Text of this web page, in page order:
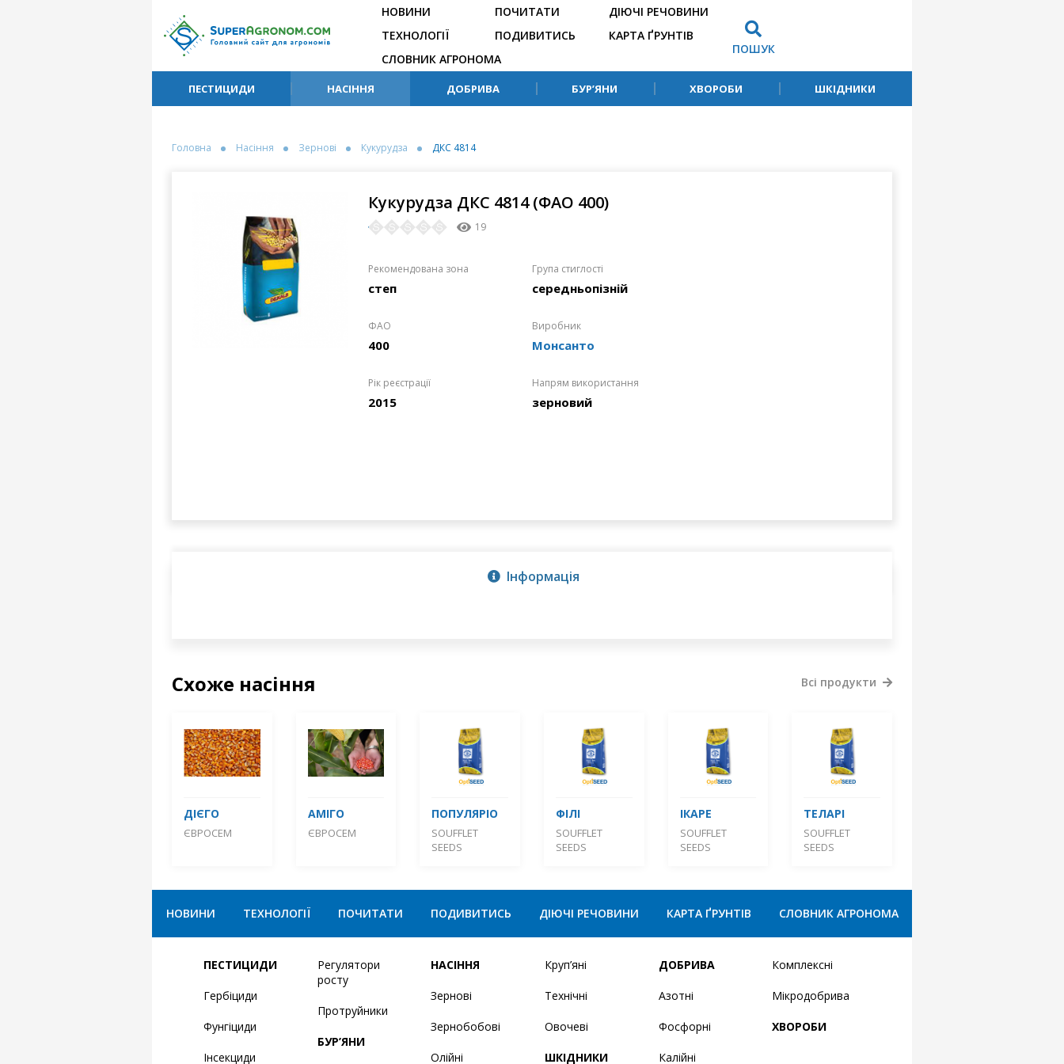
НОВИНИ
ТЕХНОЛОГІЇ
ПОЧИТАТИ
ПОДИВИТИСЬ
ДІЮЧІ РЕЧОВИНИ
КАРТА ҐРУНТІВ
СЛОВНИК АГРОНОМА
ПОШУК
ПЕСТИЦИДИ НАСІННЯ ДОБРИВА БУР’ЯНИ ХВОРОБИ ШКІДНИКИ
Головна Насіння Зернові Кукурудза ДКС 4814
Кукурудза ДКС 4814 (ФАО 400)
19
Рекомендована зона
степ
Група стиглості
середньопізній
ФАО
400
Виробник
Монсанто
Рік реєстрації
2015
Напрям використання
зерновий
Інформація
Схоже насіння
ДІЄГО
ЄВРОСЕМ
АМІГО
ЄВРОСЕМ
ПОПУЛЯРІО
SOUFFLET
SEEDS
ФІЛІ
SOUFFLET
SEEDS
ІКАРЕ
SOUFFLET
SEEDS
ТЕЛАРІ
SOUFFLET
SEEDS
Всі продукти
НОВИНИ ТЕХНОЛОГІЇ ПОЧИТАТИ ПОДИВИТИСЬ ДІЮЧІ РЕЧОВИНИ КАРТА ҐРУНТІВ СЛОВНИК АГРОНОМА
ПЕСТИЦИДИ
Гербіциди
Фунгіциди
Інсекциди
Регулятори
росту
Протруйники
БУР’ЯНИ
НАСІННЯ
Зернові
Зернобобові
Олійні
Круп’яні
Технічні
Овочеві
ШКІДНИКИ
ДОБРИВА
Азотні
Фосфорні
Калійні
Комплексні
Мікродобрива
ХВОРОБИ